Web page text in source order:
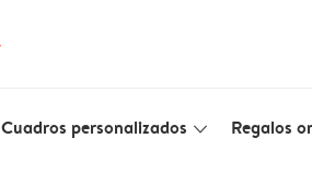
Cuadros personalizados slim_arrow_down Regalos